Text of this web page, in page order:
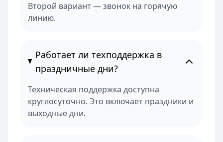
Второй вариант — звонок на горячую
линию.
Работает ли техподдержка в
праздничные дни?
Техническая поддержка доступна
круглосуточно. Это включает праздники и
выходные дни.